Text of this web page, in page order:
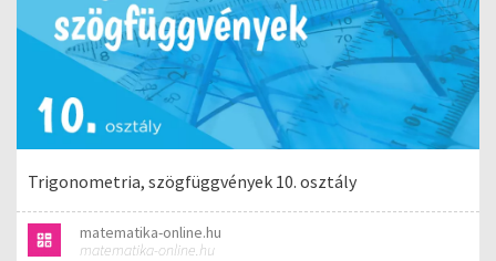
Trigonometria, szögfüggvények 10. osztály
matematika-online.hu
matematika-online.hu